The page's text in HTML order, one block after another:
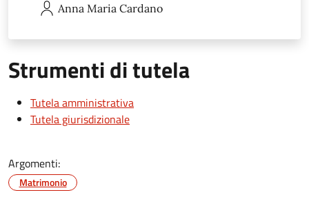
Anna Maria Cardano
Strumenti di tutela
Tutela amministrativa
Tutela giurisdizionale
Argomenti:
Matrimonio